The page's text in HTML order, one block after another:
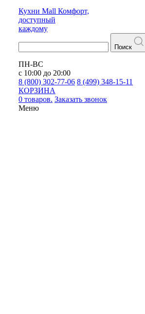
Кухни Mall Комфорт,
доступный
каждому
Поиск
ПН-ВС
с 10:00 до 20:00
8 (800) 302-77-06 8 (499) 348-15-11
КОРЗИНА
0 товаров. Заказать звонок
Меню